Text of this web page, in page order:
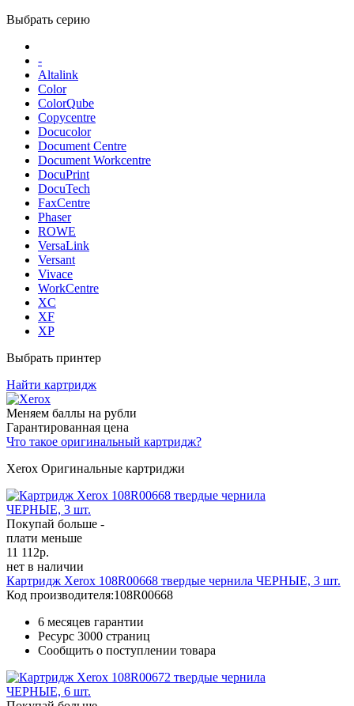
Выбрать серию
-
Altalink
Color
ColorQube
Copycentre
Docucolor
Document Centre
Document Workcentre
DocuPrint
DocuTech
FaxCentre
Phaser
ROWE
VersaLink
Versant
Vivace
WorkCentre
XC
XF
XP
Выбрать принтер
Найти картридж
Меняем баллы на рубли
Гарантированная цена
Что такое оригинальный картридж?
Xerox Оригинальные картриджи
Покупай больше -
плати меньше
11 112р.
нет в наличии
Картридж Xerox 108R00668 твердые чернила ЧЕРНЫЕ, 3 шт.
Код производителя:108R00668
6 месяцев гарантии
Ресурс 3000 страниц
Сообщить о поступлении товара